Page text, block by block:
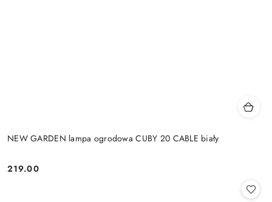
NEW GARDEN lampa ogrodowa CUBY 20 CABLE biały
Cena:
219.00